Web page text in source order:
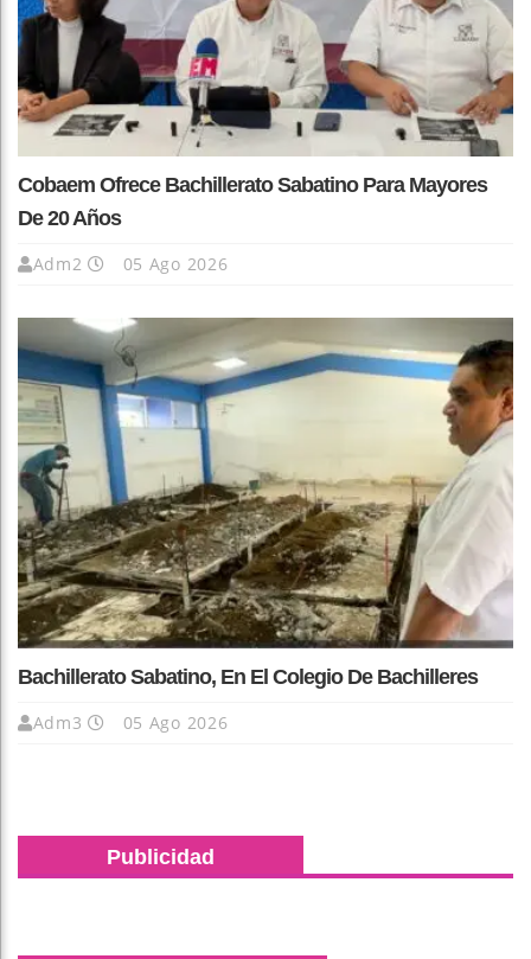
Cobaem Ofrece Bachillerato Sabatino Para Mayores
De 20 Años
Adm2 05 Ago 2026
Bachillerato Sabatino, En El Colegio De Bachilleres
Adm3 05 Ago 2026
Publicidad